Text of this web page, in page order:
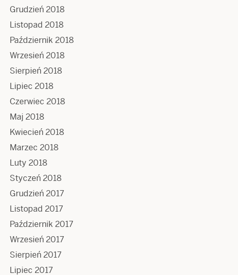
Grudzień 2018
Listopad 2018
Październik 2018
Wrzesień 2018
Sierpień 2018
Lipiec 2018
Czerwiec 2018
Maj 2018
Kwiecień 2018
Marzec 2018
Luty 2018
Styczeń 2018
Grudzień 2017
Listopad 2017
Październik 2017
Wrzesień 2017
Sierpień 2017
Lipiec 2017